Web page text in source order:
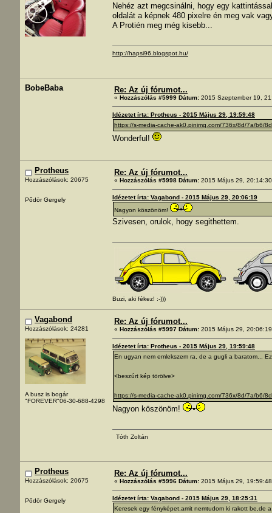
Nehéz azt megcsinálni, hogy egy
oldalát a képnek 480 pixelre én meg vak
A Protién meg még kisebb...
http://hapsi96.blogspot.hu/
BobeBaba Re: Az új fórumot...
« Hozzászólás #5999 Dátum: 2015 Szeptember 19,
Idézetet írta: Protheus - 2015 Május 29, 19:59:48
https://s-media-cache-ak0.pinimg.com/736x/8d/7a/b6/
Wonderful!
Protheus
Hozzászólások: 20675
Pődör Gergely
Re: Az új fórumot...
« Hozzászólás #5998 Dátum: 2015 Május 29,
Idézetet írta: Vagabond - 2015 Május 29, 20:06:19
Nagyon köszönöm!
Szivesen, orulok, hogy segithettem.
Buzi, aki fékez! :-)))
Vagabond
Hozzászólások: 24281
A busz is bogár
"FOREVER"06-30-688-4298
Re: Az új fórumot...
« Hozzászólás #5997 Dátum: 2015 Május 29,
Idézetet írta: Protheus - 2015 Május 29, 19:59:48
En ugyan nem emlekszem ra, de a gugli a baratom...
<beszúrt kép törölve>
https://s-media-cache-ak0.pinimg.com/736x/8d/7a/b6/
Nagyon köszönöm!
Tóth Zoltán
Protheus
Hozzászólások: 20675
Pődör Gergely
Re: Az új fórumot...
« Hozzászólás #5996 Dátum: 2015 Május 29,
Idézetet írta: Vagabond - 2015 Május 29, 18:25:31
Keresek egy fényképet,amit nemtudom ki rakott be,de